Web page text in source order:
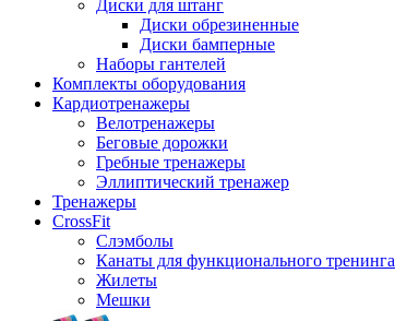
Диски для штанг
Диски обрезиненные
Диски бамперные
Наборы гантелей
Комплекты оборудования
Кардиотренажеры
Велотренажеры
Беговые дорожки
Гребные тренажеры
Эллиптический тренажер
Тренажеры
CrossFit
Слэмболы
Канаты для функционального тренинга
Жилеты
Мешки